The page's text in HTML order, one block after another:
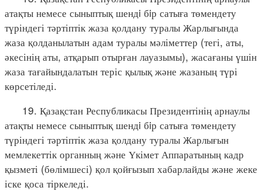
атақты немесе сыныптық шендi бiр сатыға төмендету
түріндегі тәртіптік жаза қолдану туралы Жарлығында
жаза қолданылатын адам туралы мәліметтер (тегі, аты,
әкесінің аты, атқарып отырған лауазымы), жасағаны үшін
жаза тағайындалатын теріс қылық және жазаның түрі
көрсетіледі.
19. Қазақстан Республикасы Президентінің арнаулы
атақты немесе сыныптық шендi бiр сатыға төмендету
түріндегі тәртіптік жаза қолдану туралы Жарлығын
мемлекеттік органның және Үкімет Аппаратының кадр
қызметі (бөлімшесі) қол қойғызып хабарлайды және жеке
іске қоса тіркеледі.